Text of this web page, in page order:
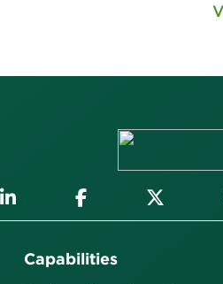
Capabilities